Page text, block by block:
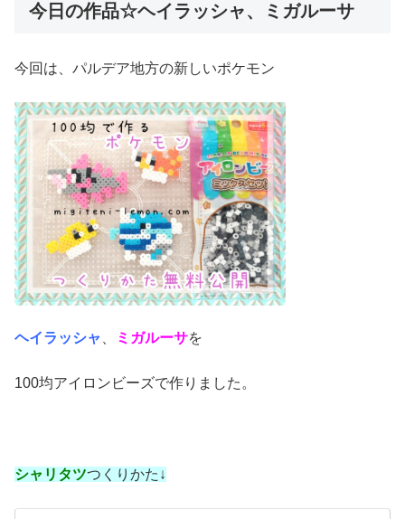
今日の作品☆ヘイラッシャ、ミガルーサ
今回は、パルデア地方の新しいポケモン
ヘイラッシャ ミガルーサを
100均アイロンビーズで作りました。
シャリタツつくりかた↓